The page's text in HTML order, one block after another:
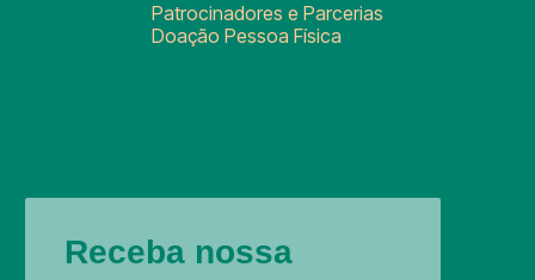
Patrocinadores e Parcerias
Doação Pessoa Física